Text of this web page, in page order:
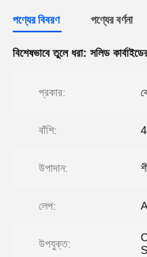
পণ্যের বিবরণ পণ্যের বর্ণনা
বিশেষভাবে তুলে ধরা: সলিড
প্রকার:
বাঁশি:
উপাদান:
লেপ:
উপযুক্ত: